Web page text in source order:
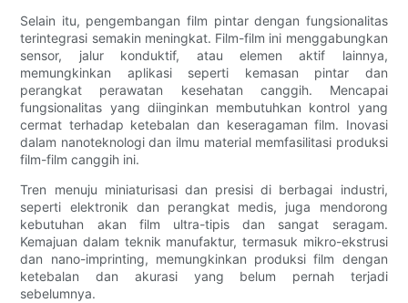
Selain itu, pengembangan film pintar dengan fungsionalitas
terintegrasi semakin meningkat. Film-film ini menggabungkan
sensor, jalur konduktif, atau elemen aktif lainnya,
memungkinkan aplikasi seperti kemasan pintar dan
perangkat perawatan kesehatan canggih. Mencapai
fungsionalitas yang diinginkan membutuhkan kontrol yang
cermat terhadap ketebalan dan keseragaman film. Inovasi
dalam nanoteknologi dan ilmu material memfasilitasi produksi
film-film canggih ini.
Tren menuju miniaturisasi dan presisi di berbagai industri,
seperti elektronik dan perangkat medis, juga mendorong
kebutuhan akan film ultra-tipis dan sangat seragam.
Kemajuan dalam teknik manufaktur, termasuk mikro-ekstrusi
dan nano-imprinting, memungkinkan produksi film dengan
ketebalan dan akurasi yang belum pernah terjadi
sebelumnya.